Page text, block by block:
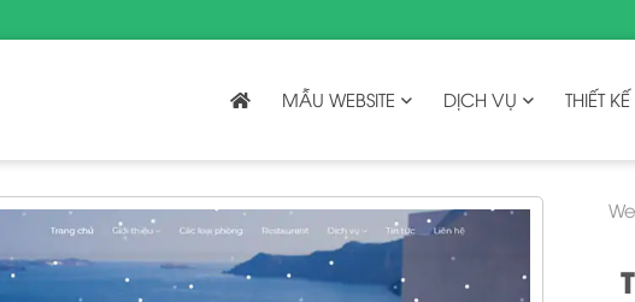
MẪU WEBSITE DỊCH VỤ THIẾT